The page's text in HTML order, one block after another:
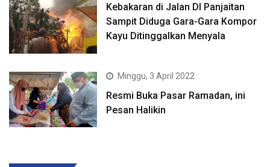
Kebakaran di Jalan DI Panjaitan
Sampit Diduga Gara-Gara Kompor
Kayu Ditinggalkan Menyala
Minggu, 3 April 2022
Resmi Buka Pasar Ramadan, ini
Pesan Halikin